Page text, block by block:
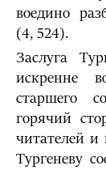
воедино
(4, 524).
Заслуга
искренне
старшего
горячий
читателей и
Тургеневу